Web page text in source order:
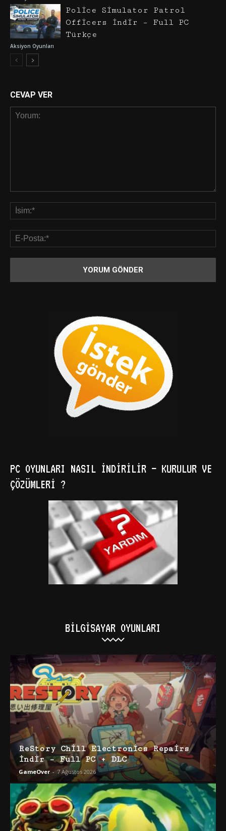
Aksiyon Oyunları
Police Simulator Patrol
Officers İndir – Full PC
Türkçe
CEVAP VER
PC OYUNLARI NASIL İNDIRILIR – KURULUR VE
ÇÖZÜMLERI ?
BILGISAYAR OYUNLARI
ReStory Chill Electronics Repairs
İndir – Full PC + DLC
GameOver - 7 Ağustos 2026